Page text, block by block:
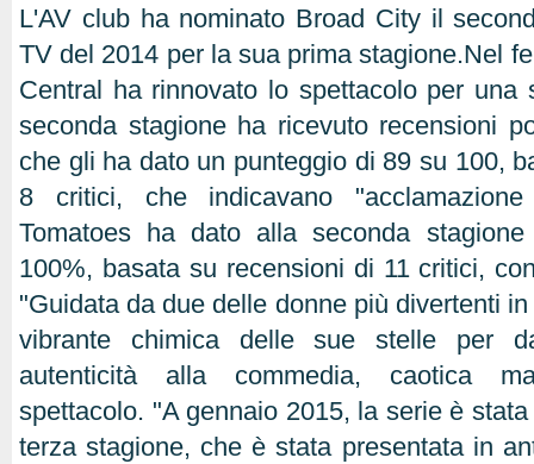
L'AV club ha nominato Broad City il
TV del 2014 per la sua prima stagione.Nel
Central ha rinnovato lo spettacolo per una
seconda stagione ha ricevuto recensioni
che gli ha dato un punteggio di 89 su 100,
8 critici, che indicavano
Tomatoes ha dato alla seconda
100%, basata su recensioni di 11 critici,
"Guidata da due delle donne più divertenti
vibrante chimica delle sue stelle per
autenticità alla commedia, caotica
spettacolo. "A gennaio 2015, la serie è
terza stagione, che è stata presentata in